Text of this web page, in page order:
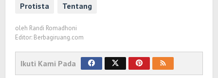
Protista
Tentang
oleh Randi Romadhoni
Editor: Berbagiruang.com
Ikuti Kami Pada